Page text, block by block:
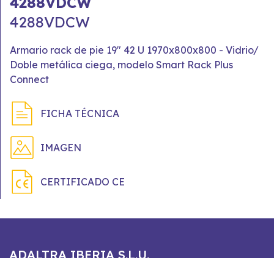
4288VDCW
Armario rack de pie 19" 42 U 1970x800x800 - Vidrio/
Doble metálica ciega, modelo Smart Rack Plus
Connect
FICHA TÉCNICA
IMAGEN
CERTIFICADO CE
ADALTRA IBERIA S.L.U.